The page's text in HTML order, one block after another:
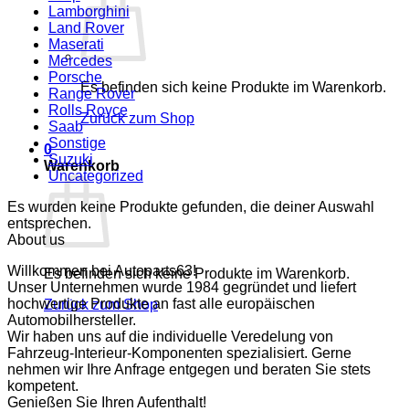
Es befinden sich keine Produkte im Warenkorb.
Zurück zum Shop
0
Warenkorb
Es befinden sich keine Produkte im Warenkorb.
Zurück zum Shop
Lamborghini
Land Rover
Maserati
Mercedes
Porsche
Range Rover
Rolls Royce
Saab
Sonstige
Suzuki
Uncategorized
Es wurden keine Produkte gefunden, die deiner Auswahl
entsprechen.
About us
Willkommen bei Autoparts63!
Unser Unternehmen wurde 1984 gegründet und liefert
hochwertige Produkte an fast alle europäischen
Automobilhersteller.
Wir haben uns auf die individuelle Veredelung von
Fahrzeug-Interieur-Komponenten spezialisiert. Gerne
nehmen wir Ihre Anfrage entgegen und beraten Sie stets
kompetent.
Genießen Sie Ihren Aufenthalt!